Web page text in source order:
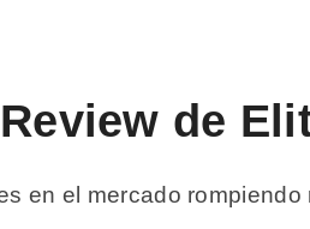
de
en el mercado